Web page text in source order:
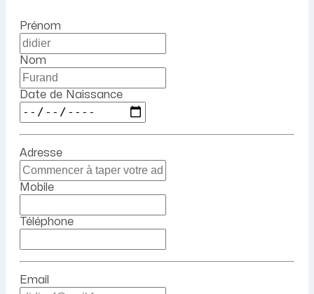
Prénom
Nom
Date de Naissance
Adresse
Mobile
Téléphone
Email